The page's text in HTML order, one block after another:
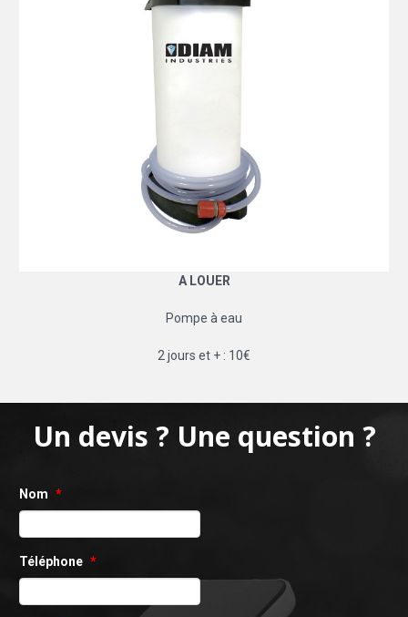
A LOUER
Pompe à eau
2 jours et + : 10€
Un devis ? Une question ?
Nom *
Téléphone *